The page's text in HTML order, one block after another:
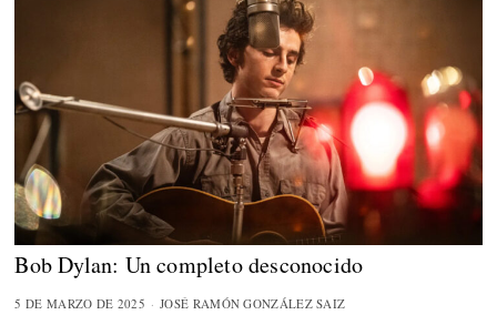
Bob Dylan: Un completo desconocido
5 DE MARZO DE 2025 JOSÉ RAMÓN GONZÁLEZ SAIZ